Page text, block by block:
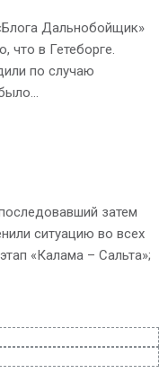
Дальнобойщик»
что в Гетеборге.
по случаю
затем
ситуацию во всех
«Калама – Сальта»;